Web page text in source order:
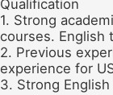
Qualification
1. Strong
courses. English
2. Previous
experience for
3. Strong